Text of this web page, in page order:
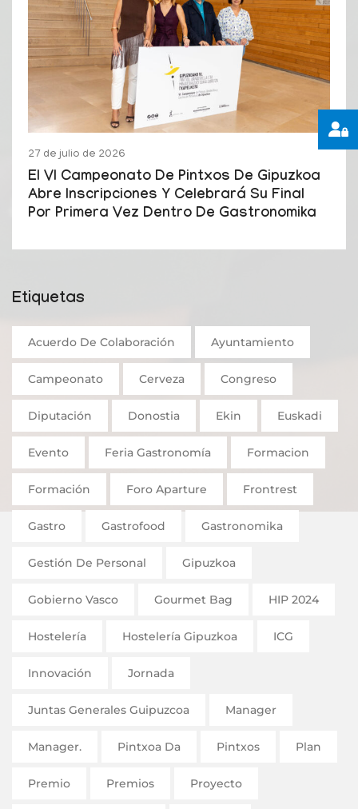
27 de julio de 2026
El VI Campeonato De Pintxos De Gipuzkoa
Abre Inscripciones Y Celebrará Su Final
Por Primera Vez Dentro De Gastronomika
Etiquetas
Acuerdo De Colaboración Ayuntamiento
Campeonato Cerveza Congreso
Diputación Donostia Ekin Euskadi
Evento Feria Gastronomía Formacion
Formación Foro Aparture Frontrest
Gastro Gastrofood Gastronomika
Gestión De Personal Gipuzkoa
Gobierno Vasco Gourmet Bag HIP 2024
Hostelería Hostelería Gipuzkoa ICG
Innovación Jornada
Juntas Generales Guipuzcoa Manager
Manager. Pintxoa Da Pintxos Plan
Premio Premios Proyecto